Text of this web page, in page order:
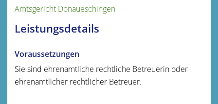
Amtsgericht Donaueschingen
Leistungsdetails
Voraussetzungen
Sie sind ehrenamtliche rechtliche Betreuerin oder
ehrenamtlicher rechtlicher Betreuer.